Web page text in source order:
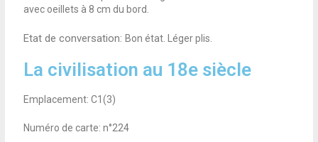
avec oeillets à 8 cm du bord.
Etat de conversation: Bon état. Léger plis.
La civilisation au 18e siècle
Emplacement: C1(3)
Numéro de carte: n°224